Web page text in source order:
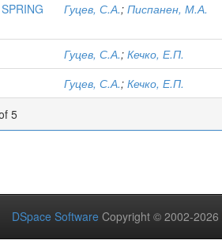
Гуцев, С.А.; Писпанен, М.А.
Гуцев, С.А.; Кечко, Е.П.
Гуцев, С.А.; Кечко, Е.П.
5
DSpace Software Copyright © 2002-2026